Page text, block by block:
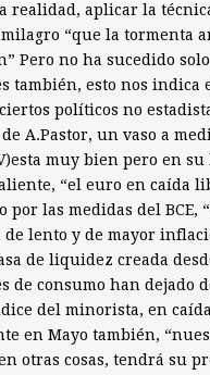
realidad, aplicar la
“que la tormenta
Pero no ha sucedido
también, esto nos indica
políticos no
A.Pastor, un vaso a
muy bien pero en
“el euro en caída
por las medidas del BCE,
de lento y de mayor
de liquidez creada
de consumo han dejado
del minorista, en
en Mayo también,
otras cosas, tendrá su